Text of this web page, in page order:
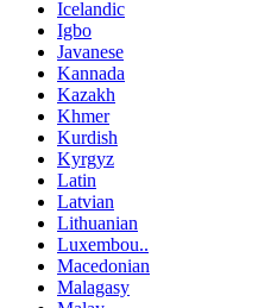
Icelandic
Igbo
Javanese
Kannada
Kazakh
Khmer
Kurdish
Kyrgyz
Latin
Latvian
Lithuanian
Luxembou..
Macedonian
Malagasy